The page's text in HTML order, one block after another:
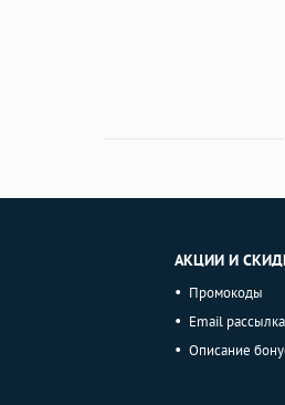
АКЦИИ И
Промокоды
Email рассылка
Описание